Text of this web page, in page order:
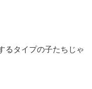
るタイプの子たちじゃ